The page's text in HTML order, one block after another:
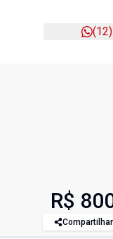
R$
Compartilhar